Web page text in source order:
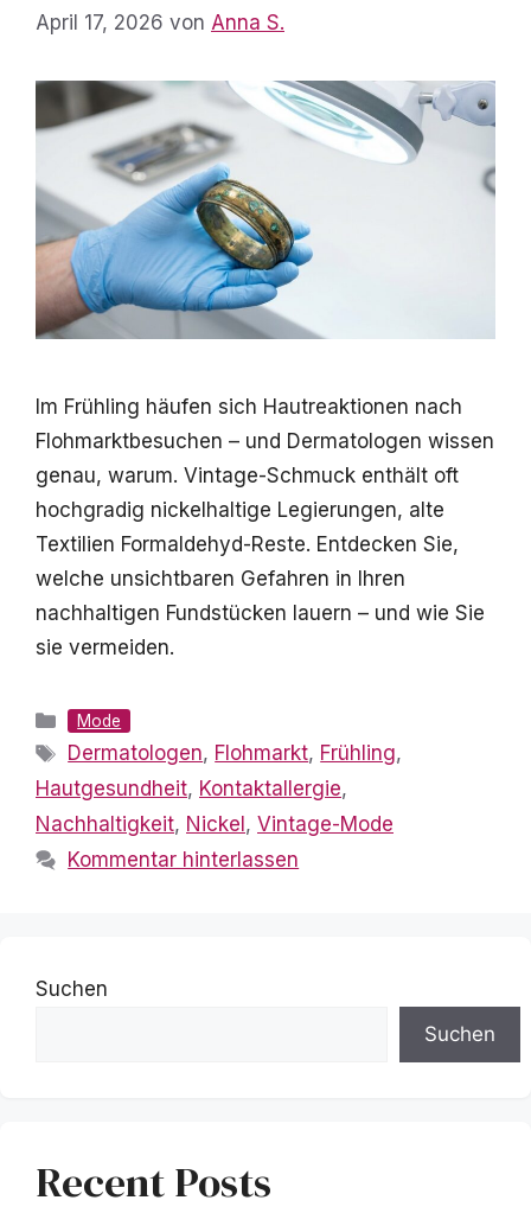
April 17, 2026 von Anna S.
Im Frühling häufen sich Hautreaktionen nach
Flohmarktbesuchen – und Dermatologen wissen
genau, warum. Vintage-Schmuck enthält oft
hochgradig nickelhaltige Legierungen, alte
Textilien Formaldehyd-Reste. Entdecken Sie,
welche unsichtbaren Gefahren in Ihren
nachhaltigen Fundstücken lauern – und wie Sie
sie vermeiden.
Kategorien
Mode
Schlagwörter
Dermatologen, Flohmarkt, Frühling,
Hautgesundheit, Kontaktallergie,
Nachhaltigkeit, Nickel , Vintage-Mode
Kommentar hinterlassen
Suchen
Suchen
Recent Posts